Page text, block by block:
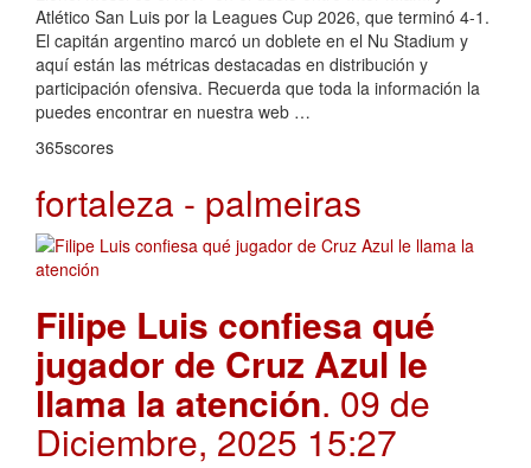
Atlético San Luis por la Leagues Cup 2026, que terminó 4-1.
El capitán argentino marcó un doblete en el Nu Stadium y
aquí están las métricas destacadas en distribución y
participación ofensiva. Recuerda que toda la información la
puedes encontrar en nuestra web …
365scores
fortaleza - palmeiras
Filipe Luis confiesa qué
jugador de Cruz Azul le
llama la atención. 09 de
Diciembre, 2025 15:27